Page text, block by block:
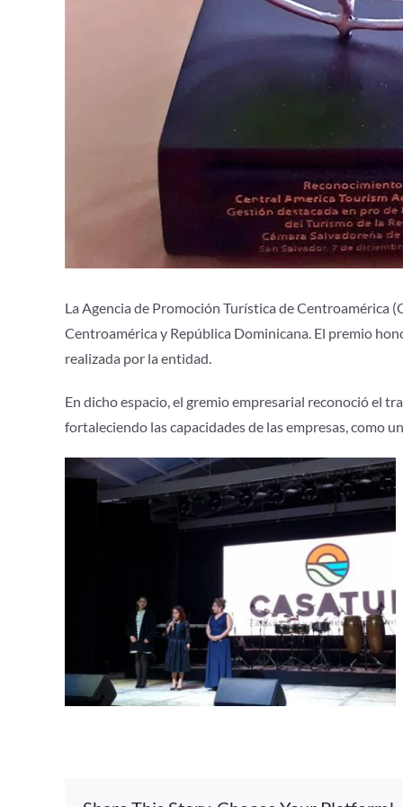
La Agencia de Promoción Turística de Centroamérica
Centroamérica y República Dominicana. El premio
realizada por la entidad.
En dicho espacio, el gremio empresarial reconoció el
fortaleciendo las capacidades de las empresas, como